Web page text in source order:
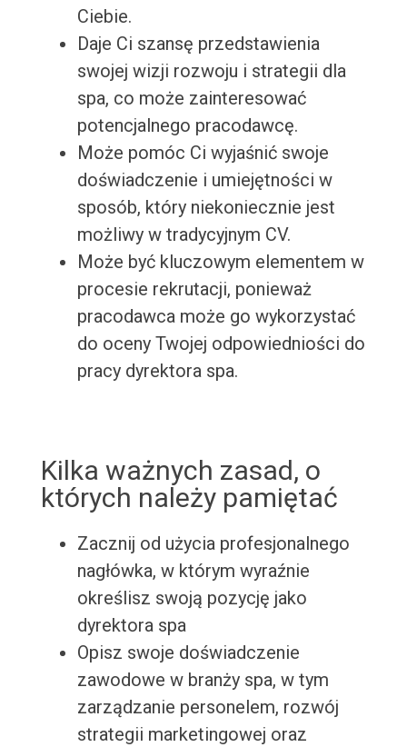
Ciebie.
Daje Ci szansę przedstawienia
swojej wizji rozwoju i strategii dla
spa, co może zainteresować
potencjalnego pracodawcę.
Może pomóc Ci wyjaśnić swoje
doświadczenie i umiejętności w
sposób, który niekoniecznie jest
możliwy w tradycyjnym CV.
Może być kluczowym elementem w
procesie rekrutacji, ponieważ
pracodawca może go wykorzystać
do oceny Twojej odpowiedniości do
pracy dyrektora spa.
Kilka ważnych zasad, o
których należy pamiętać
Zacznij od użycia profesjonalnego
nagłówka, w którym wyraźnie
określisz swoją pozycję jako
dyrektora spa
Opisz swoje doświadczenie
zawodowe w branży spa, w tym
zarządzanie personelem, rozwój
strategii marketingowej oraz